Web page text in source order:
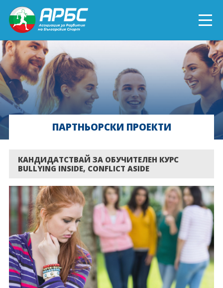
ENGLISH
СПОРТ БЛИЗО ДО ТЕБ
ТЕКУЩИ ПРОЕКТИ
ОНЛАЙН ОБУЧЕНИЯ
БЪДИ ДОБРОВОЛЕЦ!
ПАРТНЬОРСКИ ПРОЕКТИ
КАНДИДАТСТВАЙ ЗА ОБУЧИТЕЛЕН КУРС
BULLYING INSIDE, CONFLICT ASIDE